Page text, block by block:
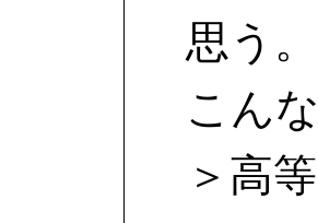
思う。
こん
＞高